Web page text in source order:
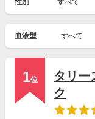
性別 すべて
血液型 すべて
1位
タリー
ク